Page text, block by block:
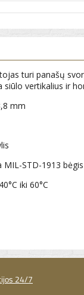
turi panašų
vertikalius ir
mm
STD-1913 bėgis
iki 60°C
24/7